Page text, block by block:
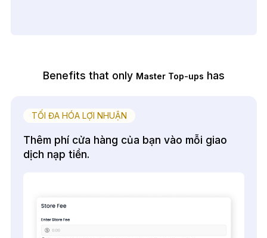
Benefits that only Master Top-ups has
TỐI ĐA HÓA LỢI NHUẬN
Thêm phí cửa hàng của bạn vào mỗi giao
dịch nạp tiền.